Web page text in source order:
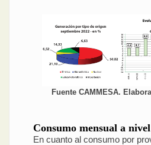
Fuente CAMMESA.
Consumo mensual a
En cuanto al consumo por